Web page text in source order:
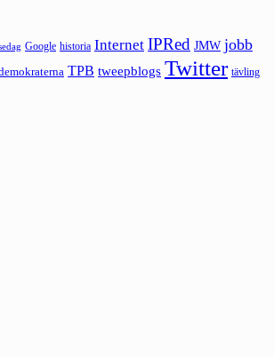
Google historia Internet IPRed JMW jobb
TPB tweepblogs Twitter tävling